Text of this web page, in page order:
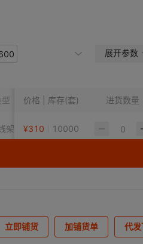
展开参数
接口数量(口)
价格 | 库存(套) 进货数量
架 100
¥310 10000
架 ¥2280 10000
立即铺货 加铺货单 代